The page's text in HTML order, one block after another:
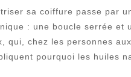
sa coiffure passe par
: une boucle serrée
qui, chez les personnes
pourquoi les huiles